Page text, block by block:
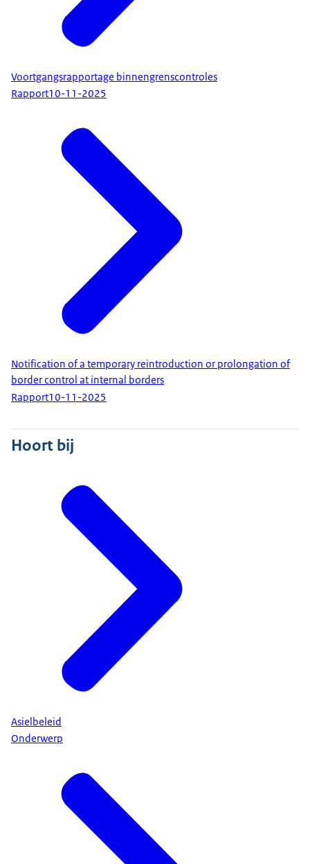
Voortgangsrapportage binnengrenscontroles
Rapport10-11-2025
Notification of a temporary reintroduction or prolongation of
border control at internal borders
Rapport10-11-2025
Hoort bij
Asielbeleid
Onderwerp